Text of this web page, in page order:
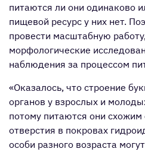
питаются ли они одинаково
пищевой ресурс у них нет.
провести масштабную
морфологические
наблюдения за процессом
«Оказалось, что строение
органов у взрослых и
потому питаются они
отверстия в покровах
особи разного возраста